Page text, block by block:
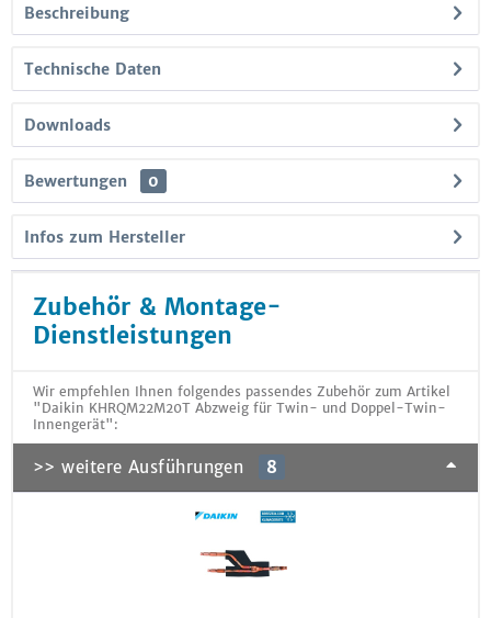
Beschreibung
Technische Daten
Downloads
Bewertungen 0
Infos zum Hersteller
Zubehör & Montage-
Dienstleistungen
Wir empfehlen Ihnen folgendes passendes Zubehör zum Artikel
"Daikin KHRQM22M20T Abzweig für Twin- und Doppel-Twin-
Innengerät":
>> weitere Ausführungen 8